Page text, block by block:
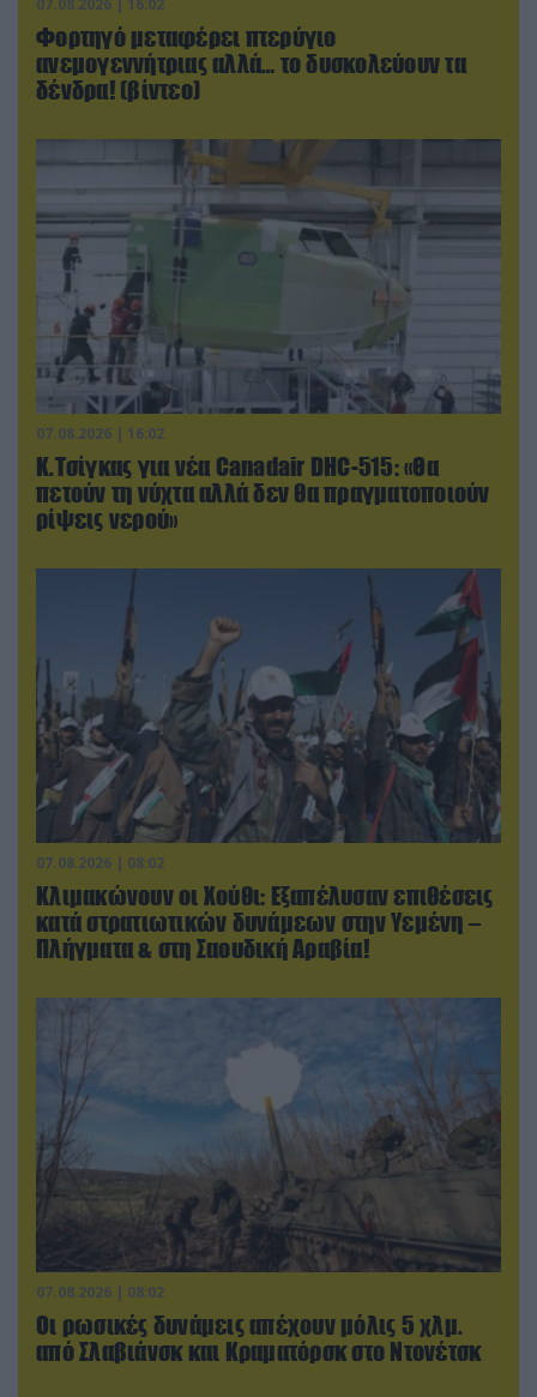
07.08.2026 | 16:02
Φορτηγό μεταφέρει πτερύγιο
ανεμογεννήτριας αλλά… το δυσκολεύουν τα
δένδρα! (βίντεο)
07.08.2026 | 16:02
Κ.Τσίγκας για νέα Canadair DHC-515: «Θα
πετούν τη νύχτα αλλά δεν θα πραγματοποιούν
ρίψεις νερού»
07.08.2026 | 08:02
Κλιμακώνουν οι Χούθι: Eξαπέλυσαν επιθέσεις
κατά στρατιωτικών δυνάμεων στην Υεμένη –
Πλήγματα & στη Σαουδική Αραβία!
07.08.2026 | 08:02
Οι ρωσικές δυνάμεις απέχουν μόλις 5 χλμ.
από Σλαβιάνσκ και Κραματόρσκ στο Ντονέτσκ